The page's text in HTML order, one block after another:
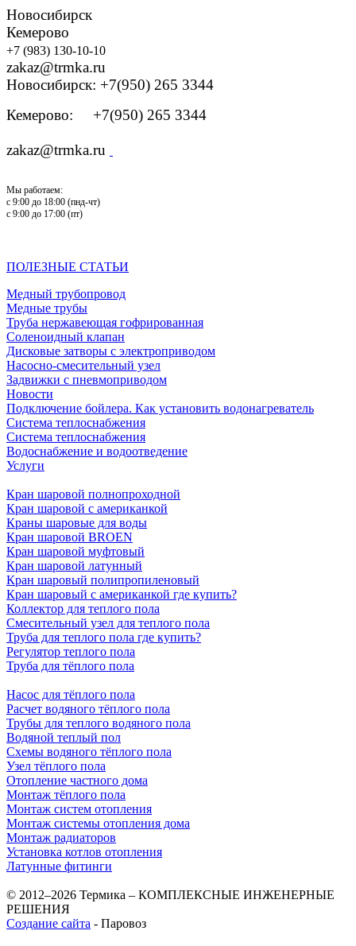
Новосибирск
Кемерово
+7 (983) 130-10-10
zakaz@trmka.ru
Новосибирск: +7(950) 265 3344
Кемерово: +7(950) 265 3344
zakaz@trmka.ru
Мы работаем:
с 9:00 до 18:00 (пнд-чт)
с 9:00 до 17:00 (пт)
ПОЛЕЗНЫЕ СТАТЬИ
Медный трубопровод
Медные трубы
Труба нержавеющая гофрированная
Соленоидный клапан
Дисковые затворы с электроприводом
Насосно-смесительный узел
Задвижки с пневмоприводом
Новости
Подключение бойлера. Как установить водонагреватель
Система теплоснабжения
Система теплоснабжения
Водоснабжение и водоотведение
Услуги
Кран шаровой полнопроходной
Кран шаровой с американкой
Краны шаровые для воды
Кран шаровой BROEN
Кран шаровой муфтовый
Кран шаровой латунный
Кран шаровый полипропиленовый
Кран шаровый с американкой где купить?
Коллектор для теплого пола
Смесительный узел для теплого пола
Труба для теплого пола где купить?
Регулятор теплого пола
Труба для тёплого пола
Насос для тёплого пола
Расчет водяного тёплого пола
Трубы для теплого водяного пола
Водяной теплый пол
Схемы водяного тёплого пола
Узел тёплого пола
Отопление частного дома
Монтаж тёплого пола
Монтаж систем отопления
Монтаж системы отопления дома
Монтаж радиаторов
Установка котлов отопления
Латунные фитинги
© 2012–2026 Термика – КОМПЛЕКСНЫЕ ИНЖЕНЕРНЫЕ
РЕШЕНИЯ
Создание сайта - Паровоз